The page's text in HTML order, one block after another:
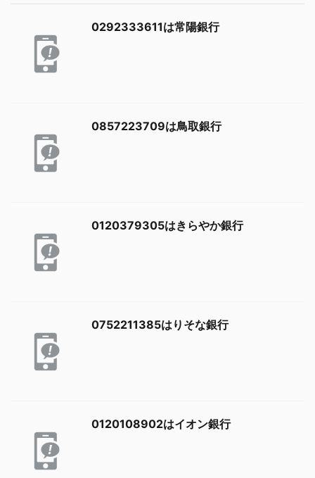
0292333611は常陽銀行
0857223709は鳥取銀行
0120379305はきらやか銀行
0752211385はりそな銀行
0120108902はイオン銀行